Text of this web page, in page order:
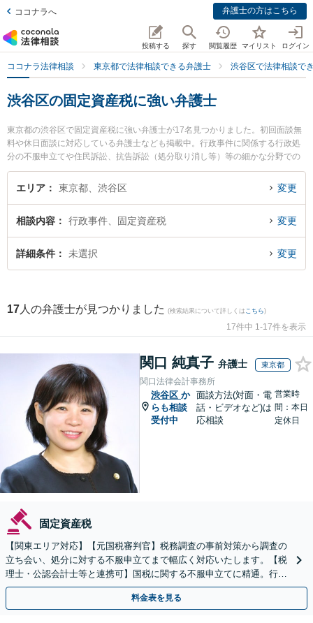
ココナラへ 弁護士の方はこちら
投稿する 探す 閲覧履歴 マイリスト ログイン
ココナラ法律相談 東京都で法律相談できる弁護士 渋谷区で法律相談で
渋谷区の固定資産税に強い弁護士
東京都の渋谷区で固定資産税に強い弁護士が17名見つかりました。初回面談無
料や休日面談に対応している弁護士なども掲載中。行政事件に関係する行政処
分の不服申立てや住民訴訟、抗告訴訟（処分取り消し等）等の細かな分野での
絞り込み検索もでき便利です。特にやなせ代々木上原法律事務所の梁瀬 洋弁護
士や水野泰孝法律事務所の伊藤 祥治弁護士、清風法律事務所の神村 大輔弁護士
『固定資産税のトラブル解決の実績豊富な近くの弁護士を検索したい』『初回
相談無料で固定資産税を法律相談できる渋谷区内の弁護士に相談予約したい』
などでお困りの相談者さんにおすすめです。
エリア 東京都、渋谷区 変更
相談内容 行政事件、固定資産税 変更
詳細条件 未選択 変更
17 人の弁護士が見つかりました (検索結果について詳しくは こちら)
17件中 1-17件を表示
関口 純真子 弁護士 東京都
関口法律会計事務所
渋谷区 か
らも相談
受付中
面談方法(対面・電
話・ビデオなど)は
応相談
営業時
間：本日
定休日
固定資産税
【関東エリア対応】【元国税審判官】税務調査の事前対策から調査の
立ち会い、処分に対する不服申立てまで幅広く対応いたします。【税
理士・公認会計士等と連携可】国税に関する不服申立てに精通。行政
側の知見を活かしたサポートいたします
料金表を見る